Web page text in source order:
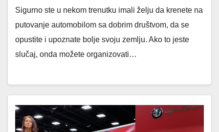
Sigurno ste u nekom trenutku imali želju da krenete na
putovanje automobilom sa dobrim društvom, da se
opustite i upoznate bolje svoju zemlju. Ako to jeste
slučaj, onda možete organizovati…